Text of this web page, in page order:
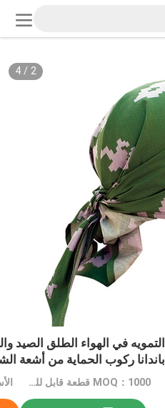
2
/
4
التمويه في الهواء الطلق الصيد
باندانا ركوب الحماية من أشعة
MOQ：1000 قطعة قابل للتفاوض